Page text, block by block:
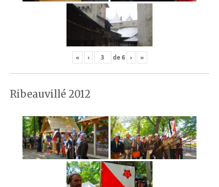
« ‹ de6 › »
Ribeauvillé 2012